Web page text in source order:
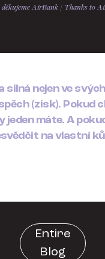
AirBank / Thanks to
silná nejen ve
(zisk). Pokud
jeden máte. A
na vlastní
Entire
Blog